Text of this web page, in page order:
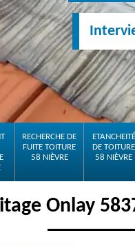
RECHERCHE DE
FUITE TOITURE
58 NIÈVRE
ETANCHEITÉ
DE TOITURE
58 NIÈVRE
Onlay